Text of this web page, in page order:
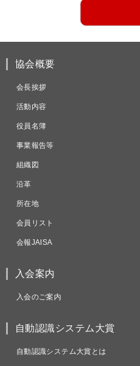
協会概要
会長挨拶
活動内容
役員名簿
事業報告等
組織図
沿革
所在地
会員リスト
会報JAISA
入会案内
入会のご案内
自動認識システム大賞
自動認識システム大賞とは